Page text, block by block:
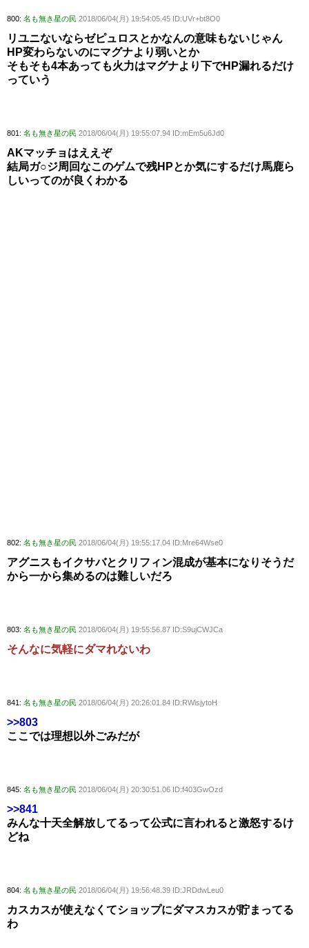
800: 名も無き星の民 2018/06/04(月) 19:54:05.45 ID:UVr+bt8O0
リユニないならゼピュロスとかなんの意味もないじゃん
HP変わらないのにマグナより弱いとか
そもそも4本あっても火力はマグナより下でHP漏れるだけ
っていう
801: 名も無き星の民 2018/06/04(月) 19:55:07.94 ID:mEm5u6Jd0
AKマッチョはええぞ
結局ガ○ジ周回なこのゲムで残HPとか気にするだけ馬鹿ら
しいってのが良くわかる
802: 名も無き星の民 2018/06/04(月) 19:55:17.04 ID:Mre64Wse0
アグニスもイクサバとクリフィン混成が基本になりそうだ
から一から集めるのは難しいだろ
803: 名も無き星の民 2018/06/04(月) 19:55:56.87 ID:S9ujCWJCa
そんなに気軽にダマれないわ
841: 名も無き星の民 2018/06/04(月) 20:26:01.84 ID:RWisjytoH
>>803
ここでは理想以外ごみだが
845: 名も無き星の民 2018/06/04(月) 20:30:51.06 ID:f403GwOzd
>>841
みんな十天全解放してるって公式に言われると激怒するけ
どね
804: 名も無き星の民 2018/06/04(月) 19:56:48.39 ID:JRDdwLeu0
カスカスが使えなくてショップにダマスカスが貯まってる
わ